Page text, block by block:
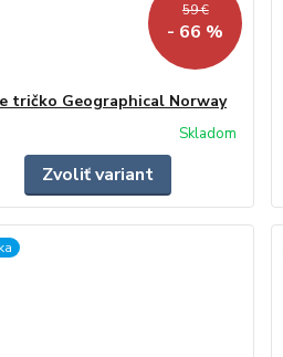
59 €
- 66 %
tričko Geographical Norway
Skladom
Zvoliť variant